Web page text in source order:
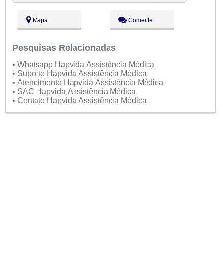
Sáb:
Dom:
Fechado
Mapa Comente
Pesquisas Relacionadas
• Whatsapp Hapvida Assistência Médica
• Suporte Hapvida Assistência Médica
• Atendimento Hapvida Assistência Médica
• SAC Hapvida Assistência Médica
• Contato Hapvida Assistência Médica